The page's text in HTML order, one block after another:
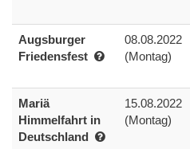
Augsburger
Friedensfest
08.08.2022
(Montag)
Mariä
Himmelfahrt in
Deutschland
15.08.2022
(Montag)